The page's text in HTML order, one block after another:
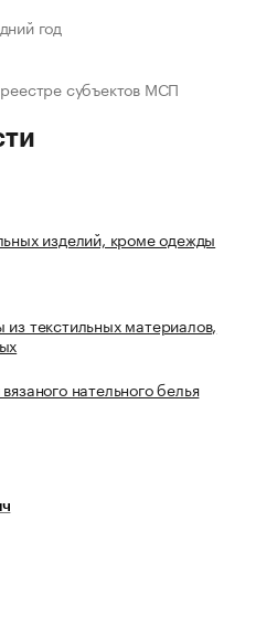
год
субъектов МСП
изделий, кроме одежды
текстильных материалов,
нательного белья